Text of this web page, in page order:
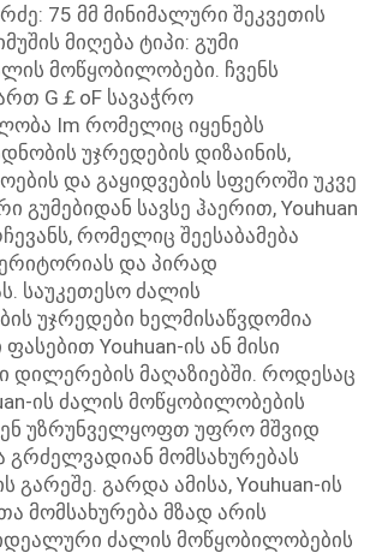
75 მმ მინიმალური შეკვეთის
მიღება ტიპი: გუმი
მოწყობილობები. ჩვენს
G￡oF სავაჭრო
Im რომელიც იყენებს
უჯრედების დიზაინის,
და გაყიდვების სფეროში უკვე
გუმებიდან სავსე ჰაერით, Youhuan
რომელიც შეესაბამება
და პირად
საუკეთესო ძალის
უჯრედები ხელმისაწვდომია
Youhuan-ის ან მისი
დილერების მაღაზიებში. როდესაც
ის ძალის მოწყობილობების
უზრუნველყოფთ უფრო მშვიდ
მომსახურებას
გარეშე. გარდა ამისა, Youhuan-ის
მომსახურება მზად არის
ძალის მოწყობილობების